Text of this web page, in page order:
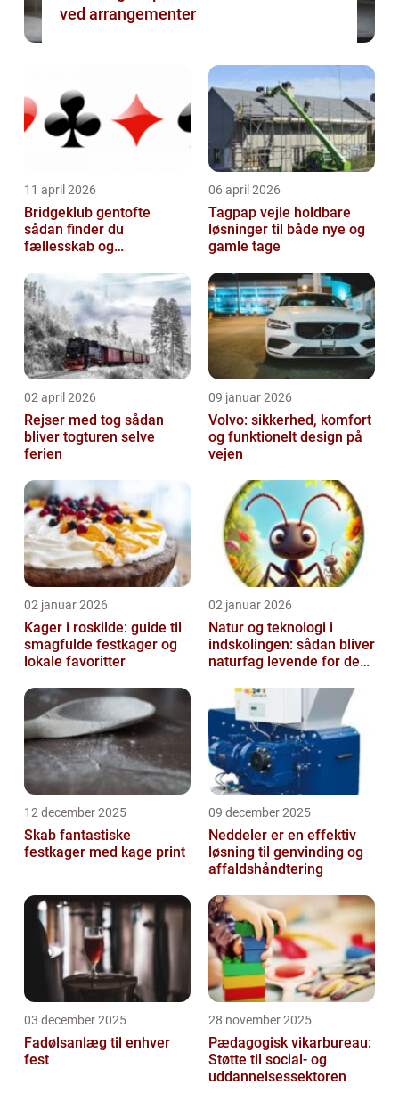
ved arrangementer
11 april 2026
Bridgeklub gentofte
sådan finder du
fællesskab og
06 april 2026
Tagpap vejle holdbare
løsninger til både nye og
gamle tage
02 april 2026
Rejser med tog sådan
bliver togturen selve
ferien
09 januar 2026
Volvo: sikkerhed, komfort
og funktionelt design på
vejen
02 januar 2026
Kager i roskilde: guide til
smagfulde festkager og
lokale favoritter
02 januar 2026
Natur og teknologi i
indskolingen: sådan bliver
naturfag levende for de
12 december 2025
Skab fantastiske
festkager med kage print
09 december 2025
Neddeler er en effektiv
løsning til genvinding og
affaldshåndtering
03 december 2025
Fadølsanlæg til enhver
fest
28 november 2025
Pædagogisk vikarbureau:
Støtte til social- og
uddannelsessektoren